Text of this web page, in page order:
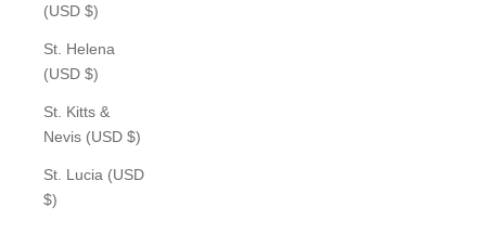
(USD $)
St. Helena
(USD $)
St. Kitts &
Nevis (USD $)
St. Lucia (USD
$)